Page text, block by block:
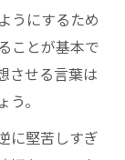
うにするため
ことが基本で
させる言葉は
。
に堅苦しすぎ